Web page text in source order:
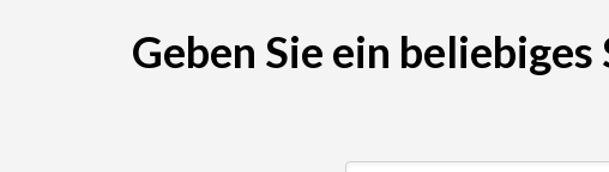
Geben Sie ein